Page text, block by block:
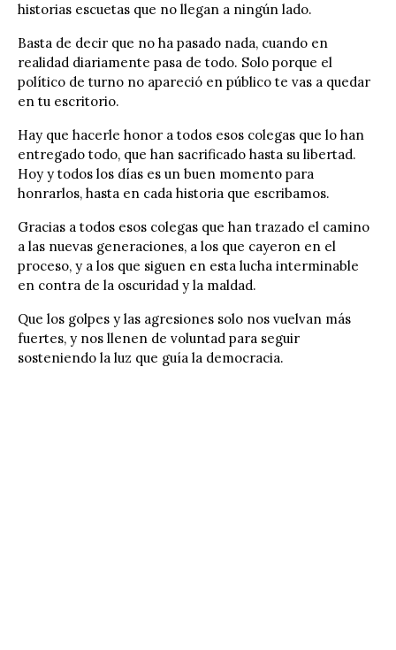
historias escuetas que no llegan a ningún lado.
Basta de decir que no ha pasado nada, cuando en
realidad diariamente pasa de todo. Solo porque el
político de turno no apareció en público te vas a quedar
en tu escritorio.
Hay que hacerle honor a todos esos colegas que lo han
entregado todo, que han sacrificado hasta su libertad.
Hoy y todos los días es un buen momento para
honrarlos, hasta en cada historia que escribamos.
Gracias a todos esos colegas que han trazado el camino
a las nuevas generaciones, a los que cayeron en el
proceso, y a los que siguen en esta lucha interminable
en contra de la oscuridad y la maldad.
Que los golpes y las agresiones solo nos vuelvan más
fuertes, y nos llenen de voluntad para seguir
sosteniendo la luz que guía la democracia.